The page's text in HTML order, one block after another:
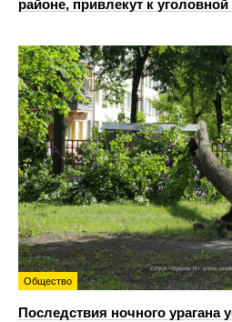
районе, привлекут к уголовной
Общество
Последствия ночного урагана